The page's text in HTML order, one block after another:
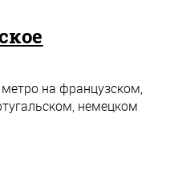
на французском,
немецком